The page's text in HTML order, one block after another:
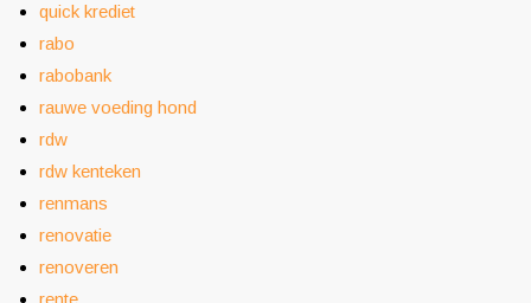
quick krediet
rabo
rabobank
rauwe voeding hond
rdw
rdw kenteken
renmans
renovatie
renoveren
rente